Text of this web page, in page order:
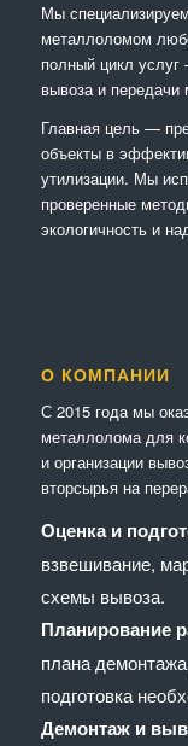
Мы
металлоломом
полный цикл
вывоза и передачи
Главная цель —
объекты в
утилизации. Мы
проверенные
экологичность и
О КОМПАНИИ
С 2015 года мы
металлолома для
и организации
вторсырья на
Оценка и
взвешивание,
схемы вывоза.
Планирование
плана
подготовка
Демонтаж и